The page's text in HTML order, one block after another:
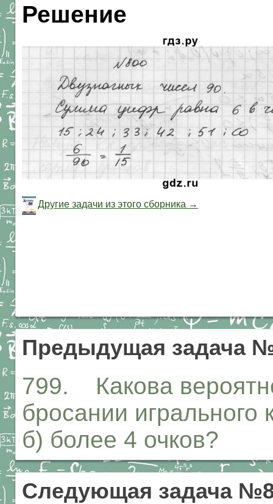
Решение
Другие задачи из этого сборника →
Предыдущая задача
799. Какова
бросании игрального
б) более 4 очков?
Следующая задача